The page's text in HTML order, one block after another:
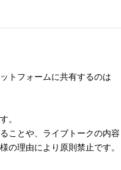
トフォームに共有するのは
。
ことや、ライブトークの内容
の理由により原則禁止です。